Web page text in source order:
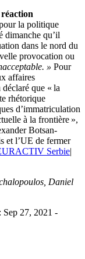
la politique
dimanche qu’il
dans le nord du
provocation ou
» Pour
affaires
que « la
rhétorique
d’immatriculation
à la frontière »,
Botsan-
et l’UE de fermer
Serbie|
Daniel
Sep 27, 2021 -